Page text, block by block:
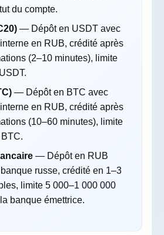
du compte.
— Dépôt en USDT avec
en RUB, crédité après
(2–10 minutes), limite
— Dépôt en BTC avec
en RUB, crédité après
(10–60 minutes), limite
— Dépôt en RUB
russe, crédité en 1–3
limite 5 000–1 000 000
banque émettrice.